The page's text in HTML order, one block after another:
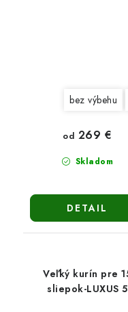
bez výbehu
Skladom
od 269 €
DETAIL
Veľký kurín pre 15
sliepok-LUXUS 5